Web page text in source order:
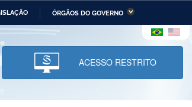
ÓRGÃOS DO GOVERNO
Ministério da Infraestrutura
Ministério da Ciência,
Tecnologia, Inovações e
Comunicações
ACESSO RESTRITO